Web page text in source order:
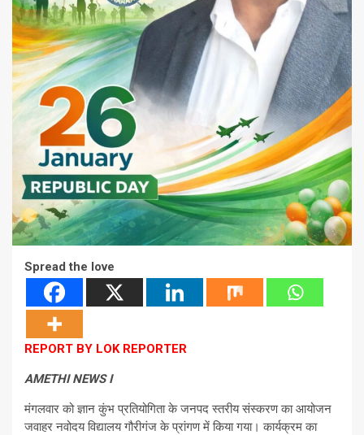
Spread the love
REPORT BY LOK REPORTER
AMETHI NEWS I
मंगलवार को ज्ञान कुंभ प्रतियोगिता के जनपद स्तरीय संस्करण का आयोजन
जवाहर नवोदय विद्यालय गौरीगंज के प्रांगण में किया गया। कार्यक्रम का